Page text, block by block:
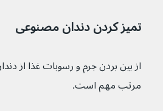
تمیز کردن دندان مصنوعی
مرتب مهم است.